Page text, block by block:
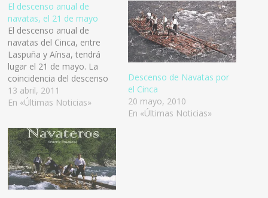
El descenso anual de
navatas, el 21 de mayo
El descenso anual de
navatas del Cinca, entre
Laspuña y Aínsa, tendrá
lugar el 21 de mayo. La
coincidencia del descenso
de navatas –el tercer
domingo del mes de mayo-
elecciones autonómicas y
municipales el día 22 de
mayo planteó el cambio de
otras opciones…
13 abril, 2011
En «Últimas Noticias»
Descenso de Navatas por
el Cinca
20 mayo, 2010
En «Últimas Noticias»